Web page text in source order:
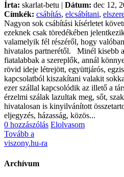
Írta: skarlat-betu | Dátum: dec 12,
Címkék: csábítás, elcsábítani,
Nagyon sok csábítási kísérletet
ezeknek csak töredékében
valamelyik fél részéről, hogy
hivatalos partnerétől. Minél kisebb
fiatalabbak a szereplők, annál
rövid ideje létrejött, együttjárós,
kapcsolatból kiszakítani valakit
ezer szállal kapcsolódik az illető a
érzelmi szálak lazultak meg, sőt,
hivatalosan is kinyilvánított
eljegyzés, házasság, közös...
0 hozzászólás Elolvasom
Tovább a
viszony.hu-ra
Archívum